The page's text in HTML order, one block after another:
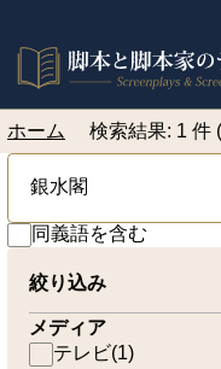
ホーム 検索結果: 1 件
同義語を含む
絞り込み
メディア
テレビ(1)